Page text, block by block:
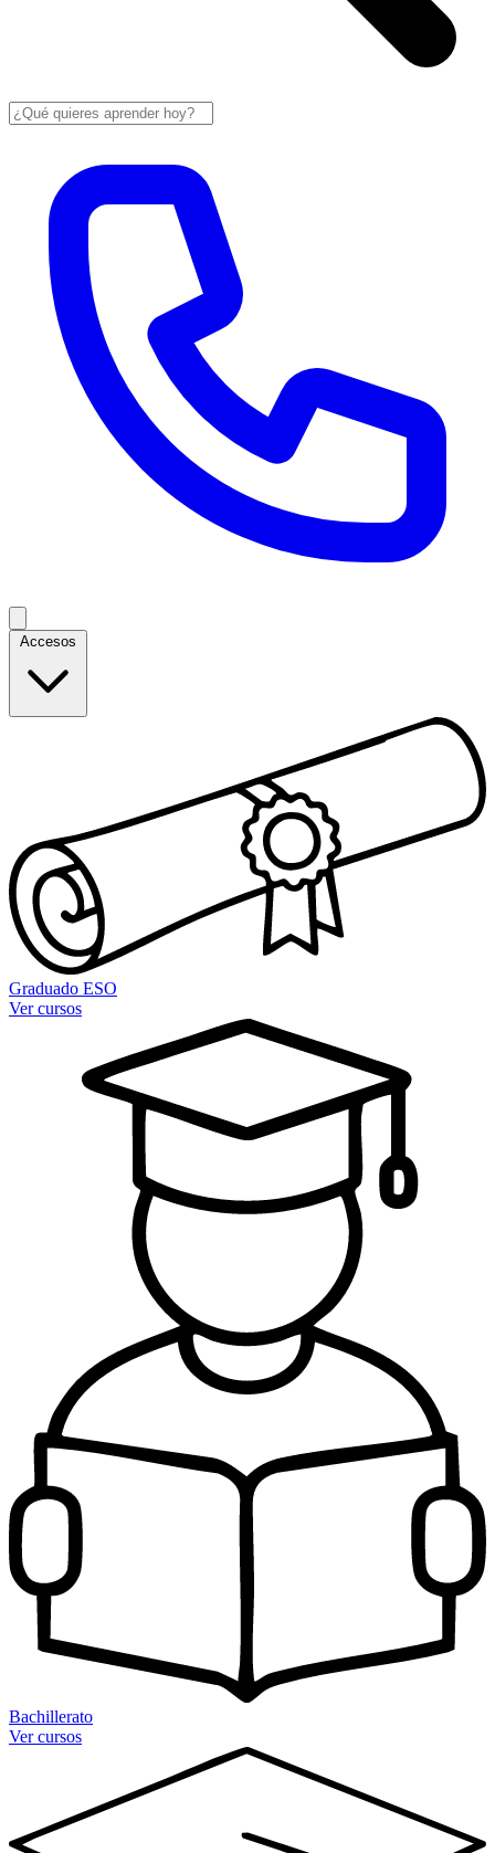
Accesos
Graduado ESO
Ver cursos
Bachillerato
Ver cursos